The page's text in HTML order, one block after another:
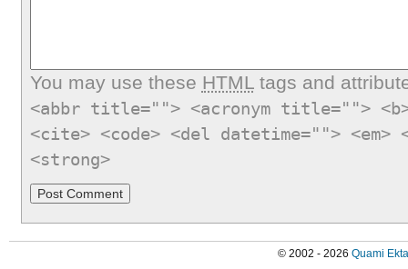
You may use these HTMLtags and
<abbr title=""> <acronym title="">
<cite> <code> <del datetime="">
<strong>
© 2002 - 2026 Quami